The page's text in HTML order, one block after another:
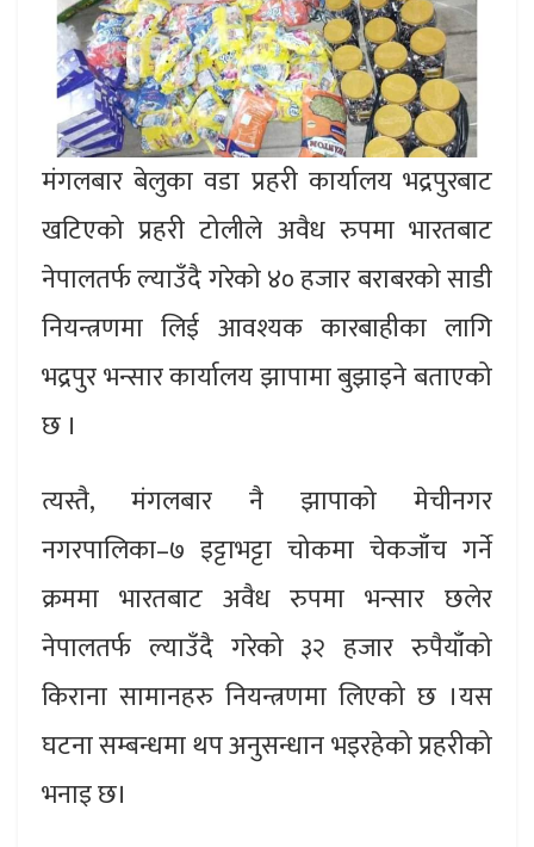
मंगलबार बेलुका वडा प्रहरी कार्यालय भद्रपुरबाट
खटिएको प्रहरी टोलीले अवैध रुपमा भारतबाट
नेपालतर्फ ल्याउँदै गरेको ४० हजार बराबरको साडी
नियन्त्रणमा लिई आवश्यक कारबाहीका लागि
भद्रपुर भन्सार कार्यालय झापामा बुझाइने बताएको
छ ।
त्यस्तै, मंगलबार नै झापाको मेचीनगर
नगरपालिका–७ इट्टाभट्टा चोकमा चेकजाँच गर्ने
क्रममा भारतबाट अवैध रुपमा भन्सार छलेर
नेपालतर्फ ल्याउँदै गरेको ३२ हजार रुपैयाँको
किराना सामानहरु नियन्त्रणमा लिएको छ ।यस
घटना सम्बन्धमा थप अनुसन्धान भइरहेको प्रहरीको
भनाइ छ।